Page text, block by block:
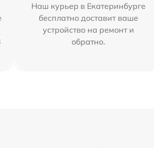
Наш курьер в Екатеринбурге
бесплатно доставит ваше
устройство на ремонт и
обратно.